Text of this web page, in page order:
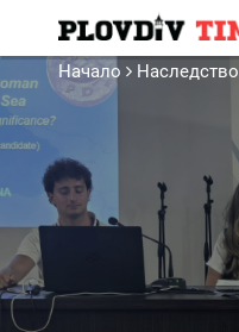
Начало Наследство